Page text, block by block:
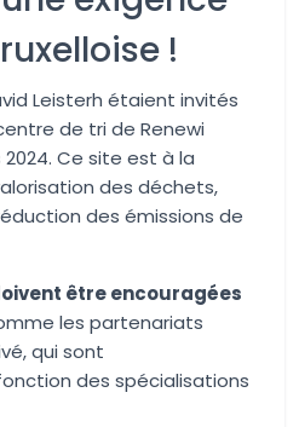
!
Leisterh étaient invités
de tri de Renewi
Ce site est à la
des déchets,
des émissions de
être encouragées
les partenariats
qui sont
des spécialisations